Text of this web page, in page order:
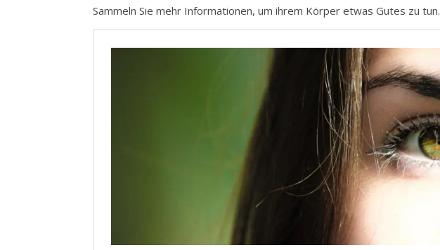
Sammeln Sie mehr Informationen, um ihrem Körper etwas Gutes zu tun.